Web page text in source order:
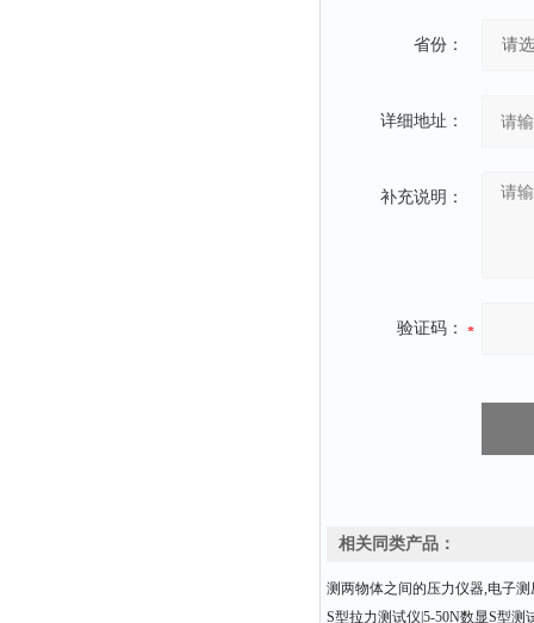
省份：
详细地址：
补充说明：
验证码：
相关同类产品：
测两物体之间的压力仪器,电子
S型拉力测试仪|5-50N数显S型测